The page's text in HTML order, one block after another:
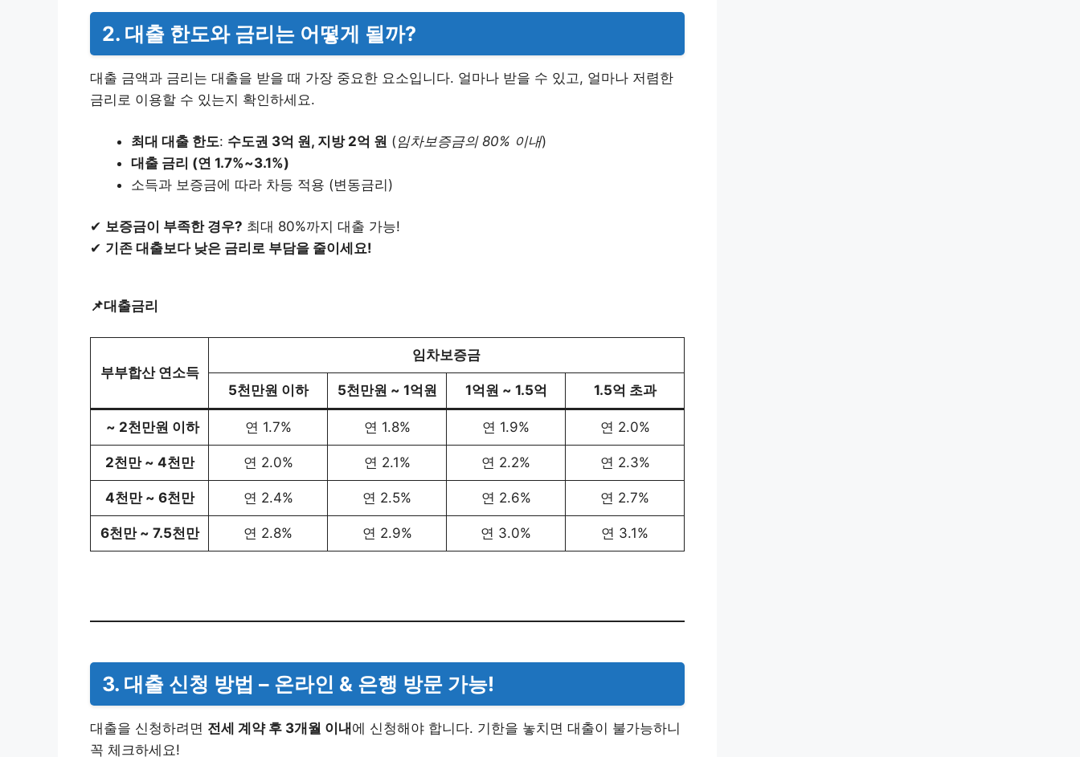
2. 대출 한도와 금리는 어떻게 될까?
대출 금액과 금리는 대출을 받을 때 가장 중요한 요소입니다. 얼마나 받을 수 있고, 얼마나 저렴한
금리로 이용할 수 있는지 확인하세요.
최대 대출 한도: 수도권 3억 원, 지방 2억 원 (임차보증금의 80% 이내)
대출 금리 (연 1.7%~3.1%)
소득과 보증금에 따라 차등 적용 (변동금리)
✔ 보증금이 부족한 경우? 최대 80%까지 대출 가능!
✔ 기존 대출보다 낮은 금리로 부담을 줄이세요!
📌대출금리
부부합산 연소득
임차보증금
5천만원 이하 5천만원 ~ 1억원 1억원 ~ 1.5억 1.5억 초과
~ 2천만원 이하 연 1.7% 연 1.8% 연 1.9% 연 2.0%
2천만 ~ 4천만 연 2.0% 연 2.1% 연 2.2% 연 2.3%
4천만 ~ 6천만 연 2.4% 연 2.5% 연 2.6% 연 2.7%
6천만 ~ 7.5천만 연 2.8% 연 2.9% 연 3.0% 연 3.1%
3. 대출 신청 방법 – 온라인 & 은행 방문 가능!
대출을 신청하려면 전세 계약 후 3개월 이내에 신청해야 합니다. 기한을 놓치면 대출이 불가능하니
꼭 체크하세요!